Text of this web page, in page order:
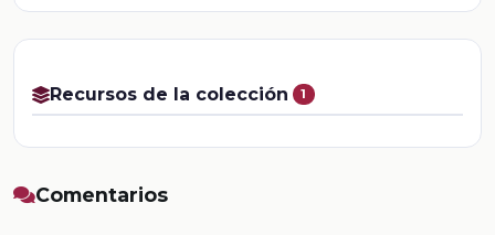
Recursos de la colección 1
Comentarios